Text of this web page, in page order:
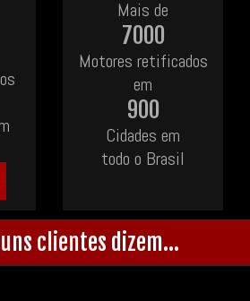
Mais de
7000
Motores retificados
em
900
Cidades em
todo o Brasil
clientes dizem...